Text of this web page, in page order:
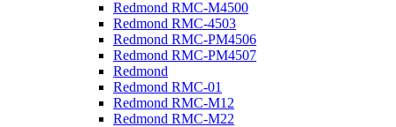
Redmond RMC-M4500
Redmond RMC-4503
Redmond RMC-PM4506
Redmond RMC-PM4507
Redmond
Redmond RMC-01
Redmond RMC-M12
Redmond RMC-M22